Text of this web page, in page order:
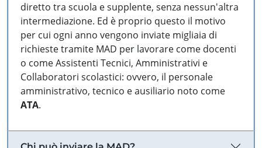
diretto tra scuola e supplente, senza nessun'altra
intermediazione. Ed è proprio questo il motivo
per cui ogni anno vengono inviate migliaia di
richieste tramite MAD per lavorare come docenti
o come Assistenti Tecnici, Amministrativi e
Collaboratori scolastici: ovvero, il personale
amministrativo, tecnico e ausiliario noto come
ATA.